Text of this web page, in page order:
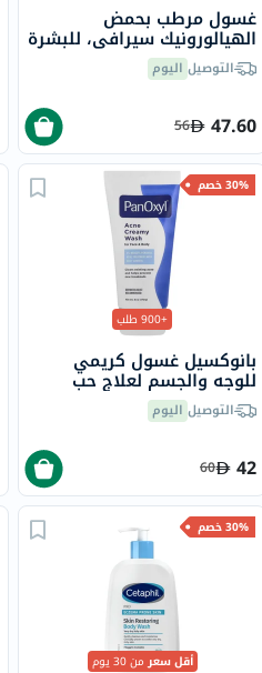
غسول مرطب بحمض
الهيالورونيك سيرافي، للبشرة
العادية إلى الجافة، 236 مل
التوصيل اليوم
47.60
56
30% خصم
+900 طلب
بانوكسيل غسول كريمي
للوجه والجسم لعلاج حب
الشباب يحتوي على 4% من
بيروكسيد البنزويل 170 جرام
التوصيل اليوم
42
60
30% خصم
أقل سعرمن 30 يوم